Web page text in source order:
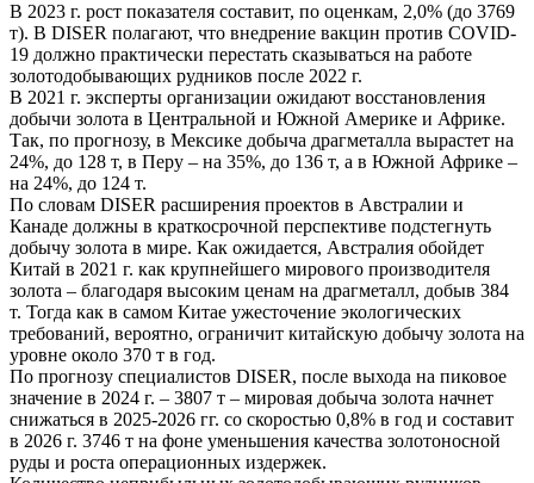
В 2023 г. рост показателя составит, по оценкам, 2,0% (до 3769
т). В DISER полагают, что внедрение вакцин против COVID-
19 должно практически перестать сказываться на работе
золотодобывающих рудников после 2022 г.
В 2021 г. эксперты организации ожидают восстановления
добычи золота в Центральной и Южной Америке и Африке.
Так, по прогнозу, в Мексике добыча драгметалла вырастет на
24%, до 128 т, в Перу – на 35%, до 136 т, а в Южной Африке –
на 24%, до 124 т.
По словам DISER расширения проектов в Австралии и
Канаде должны в краткосрочной перспективе подстегнуть
добычу золота в мире. Как ожидается, Австралия обойдет
Китай в 2021 г. как крупнейшего мирового производителя
золота – благодаря высоким ценам на драгметалл, добыв 384
т. Тогда как в самом Китае ужесточение экологических
требований, вероятно, ограничит китайскую добычу золота на
уровне около 370 т в год.
По прогнозу специалистов DISER, после выхода на пиковое
значение в 2024 г. – 3807 т – мировая добыча золота начнет
снижаться в 2025-2026 гг. со скоростью 0,8% в год и составит
в 2026 г. 3746 т на фоне уменьшения качества золотоносной
руды и роста операционных издержек.